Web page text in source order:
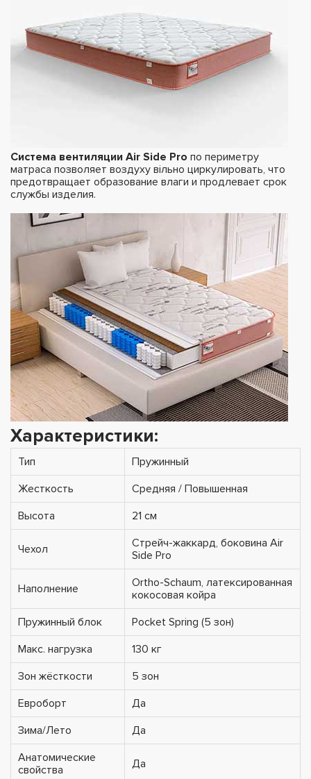
Система вентиляции Air Side Pro по периметру
матраса позволяет воздуху вільно циркулировать, что
предотвращает образование влаги и продлевает срок
службы изделия.
Характеристики:
Тип
Пружинный
Жесткость
Средняя / Повышенная
Высота
21 см
Чехол
Стрейч-жаккард, боковина Air
Side Pro
Наполнение
Ortho-Schaum, латексированная
кокосовая койра
Пружинный блок
Pocket Spring (5 зон)
Макс. нагрузка
130 кг
Зон жёсткости
5 зон
Евроборт
Да
Зима/Лето
Да
Анатомические
свойства
Да